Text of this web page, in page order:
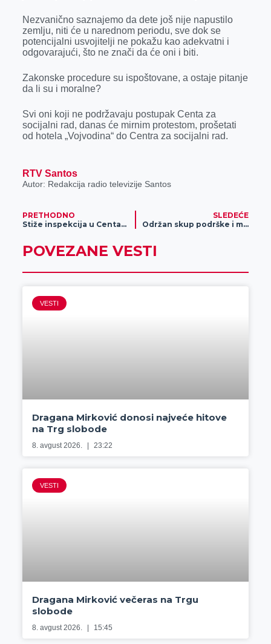
Nezvanično saznajemo da dete još nije napustilo
zemlju, niti će u narednom periodu, sve dok se
potencijalni usvojitelji ne pokažu kao adekvatni i
odgovarajući, što ne znači da će oni i biti.
Zakonske procedure su ispoštovane, a ostaje pitanje
da li su i moralne?
Svi oni koji ne podržavaju postupak Centa za
socijalni rad, danas će mirnim protestom, prošetati
od hotela „Vojvodina“ do Centra za socijalni rad.
RTV Santos
Autor: Redakcija radio televizije Santos
PRETHODNO
Stiže inspekcija u Centar za socijalni rad
SLEDEĆE
Održan skup podrške i miran protest, reagovala nadležna inspekcija na slučaj hraniteljke iz Zrenjanina
POVEZANE VESTI
VESTI
Dragana Mirković donosi najveće hitove
na Trg slobode
8. avgust 2026. 23:22
VESTI
Dragana Mirković večeras na Trgu
slobode
8. avgust 2026. 15:45